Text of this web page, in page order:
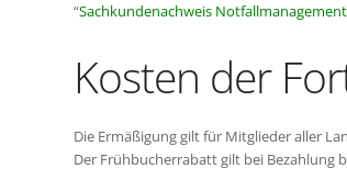
“Sachkundenachweis Notfallmanagement
Kosten der
Die Ermäßigung gilt für Mitglieder aller
Der Frühbucherrabatt gilt bei Bezahlung